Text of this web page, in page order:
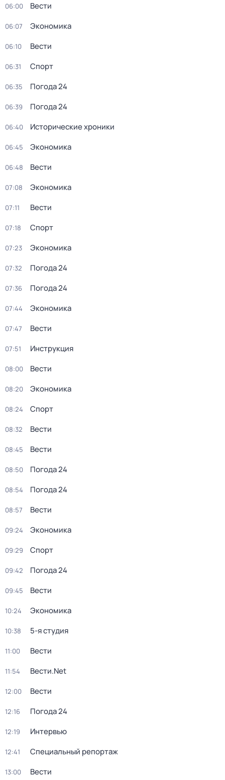
06:00 Вести
06:07 Экономика
06:10 Вести
06:31 Спорт
06:35 Погода 24
06:39 Погода 24
06:40 Исторические хроники
06:45 Экономика
06:48 Вести
07:08 Экономика
07:11 Вести
07:18 Спорт
07:23 Экономика
07:32 Погода 24
07:36 Погода 24
07:44 Экономика
07:47 Вести
07:51 Инструкция
08:00 Вести
08:20 Экономика
08:24 Спорт
08:32 Вести
08:45 Вести
08:50 Погода 24
08:54 Погода 24
08:57 Вести
09:24 Экономика
09:29 Спорт
09:42 Погода 24
09:45 Вести
10:24 Экономика
10:38 5-я студия
11:00 Вести
11:54 Вести.Net
12:00 Вести
12:16 Погода 24
12:19 Интервью
12:41 Специальный репортаж
13:00 Вести